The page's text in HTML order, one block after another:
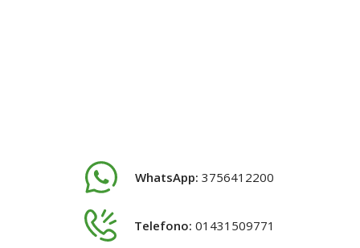
WhatsApp: 3756412200
Telefono: 01431509771